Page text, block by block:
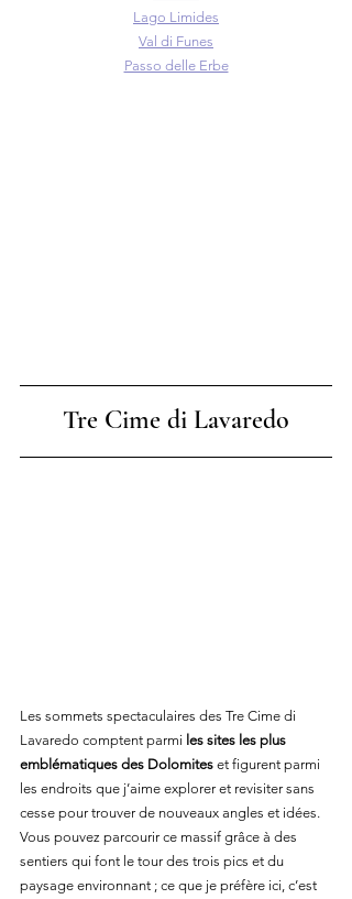
Lago Limides
Val di Funes
Passo delle Erbe
Tre Cime di Lavaredo
Les sommets spectaculaires des Tre Cime di
Lavaredo comptent parmi les sites les plus
emblématiques des Dolomites et figurent parmi
les endroits que j’aime explorer et revisiter sans
cesse pour trouver de nouveaux angles et idées.
Vous pouvez parcourir ce massif grâce à des
sentiers qui font le tour des trois pics et du
paysage environnant ; ce que je préfère ici, c’est